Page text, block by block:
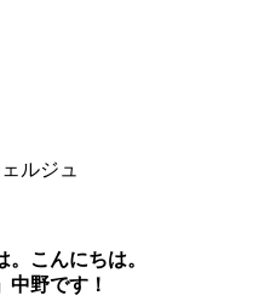
ルジュ
こんにちは。
中野です！